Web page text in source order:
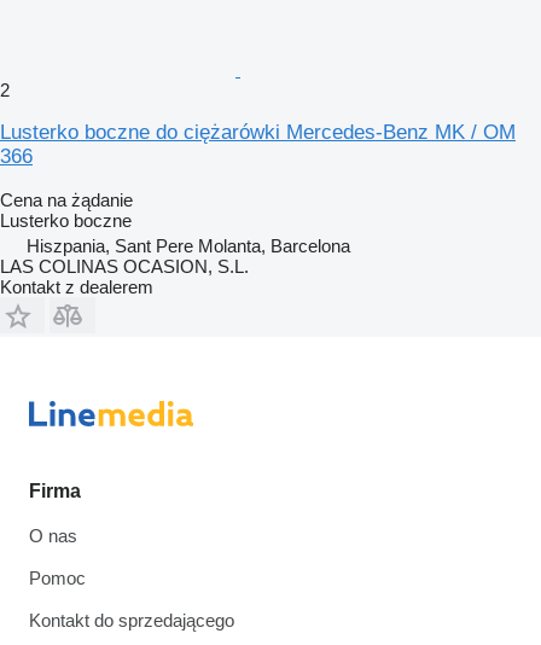
2
Lusterko boczne do ciężarówki Mercedes-Benz MK / OM
366
Cena na żądanie
Lusterko boczne
Hiszpania, Sant Pere Molanta, Barcelona
LAS COLINAS OCASION, S.L.
Kontakt z dealerem
Firma
O nas
Pomoc
Kontakt do sprzedającego